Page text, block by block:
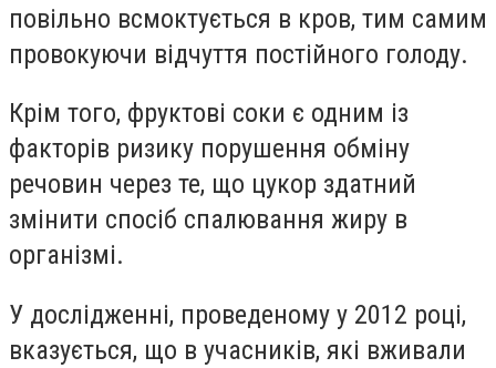
повільно всмоктується в кров, тим самим
провокуючи відчуття постійного голоду.
Крім того, фруктові соки є одним із
факторів ризику порушення обміну
речовин через те, що цукор здатний
змінити спосіб спалювання жиру в
організмі.
У дослідженні, проведеному у 2012 році,
вказується, що в учасників, які вживали